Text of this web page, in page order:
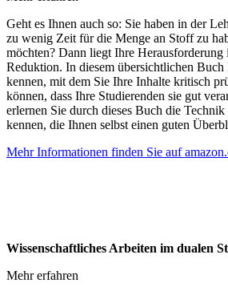
Geht es Ihnen auch so: Sie haben in der
zu wenig Zeit für die Menge an Stoff zu
möchten? Dann liegt Ihre Herausforderung
Reduktion. In diesem übersichtlichen Buch
kennen, mit dem Sie Ihre Inhalte kritisch
können, dass Ihre Studierenden sie gut
erlernen Sie durch dieses Buch die
kennen, die Ihnen selbst einen guten
Mehr Informationen finden Sie auf
Wissenschaftliches Arbeiten im dualen
Mehr erfahren